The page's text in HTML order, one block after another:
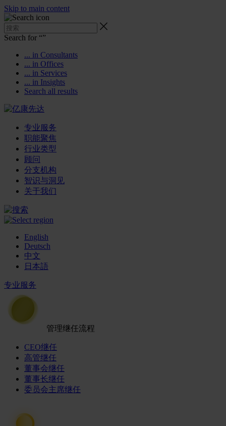
Skip to main content
Search for “”
... in Consultants
... in Offices
... in Services
... in Insights
Search all results
专业服务
职能聚焦
行业类型
顾问
分支机构
智识与洞见
关于我们
English
Deutsch
中文
日本語
专业服务
管理继任流程
CEO继任
高管继任
董事会继任
董事长继任
委员会主席继任